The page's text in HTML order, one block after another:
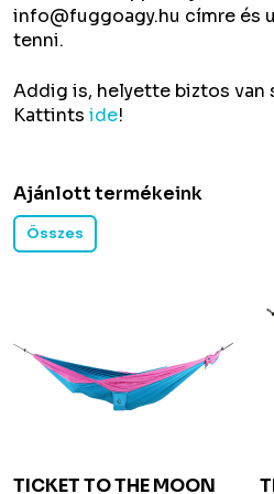
info@fuggoagy.hu címre és
tenni.
Addig is, helyette biztos van
Kattints ide!
Ajánlott termékeink
Összes
TICKET TO THE MOON